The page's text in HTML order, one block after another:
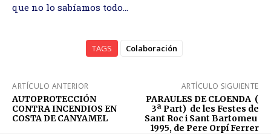
que no lo sabíamos todo…
TAGS Colaboración
ARTÍCULO ANTERIOR
AUTOPROTECCIÓN
CONTRA INCENDIOS EN
COSTA DE CANYAMEL
ARTÍCULO SIGUIENTE
PARAULES DE CLOENDA (
3ª Part) de les Festes de
Sant Roc i Sant Bartomeu
1995, de Pere Orpí Ferrer